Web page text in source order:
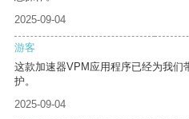
2025-09-04
游客
这款加速器VPM应用程序已经为我们
护。
2025-09-04